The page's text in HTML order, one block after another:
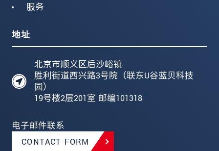
服务
地址
北京市顺义区后沙峪镇
胜利街道西兴路3号院（联东U谷蓝贝科技
园）
19号楼2层201室 邮编101318
电子邮件联系
CONTACT FORM